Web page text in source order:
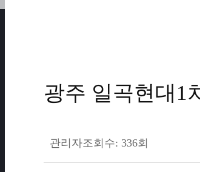
광주 일곡현대1
관리자조회수: 336회